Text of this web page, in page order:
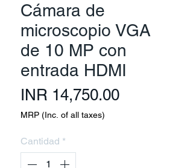
Cámara de
microscopio VGA
de 10 MP con
entrada HDMI
INR 14,750.00Precio
MRP (Inc. of all taxes)
Cantidad *